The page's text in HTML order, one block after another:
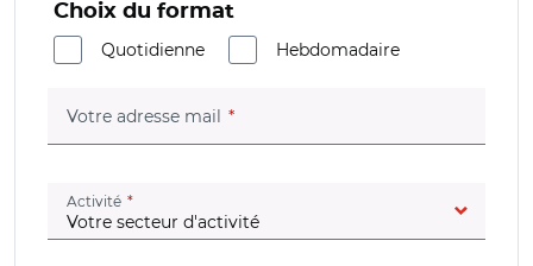
Choix du format
Quotidienne
Hebdomadaire
Votre adresse mail (champ obligatoire)
Activité (champ obligatoire)